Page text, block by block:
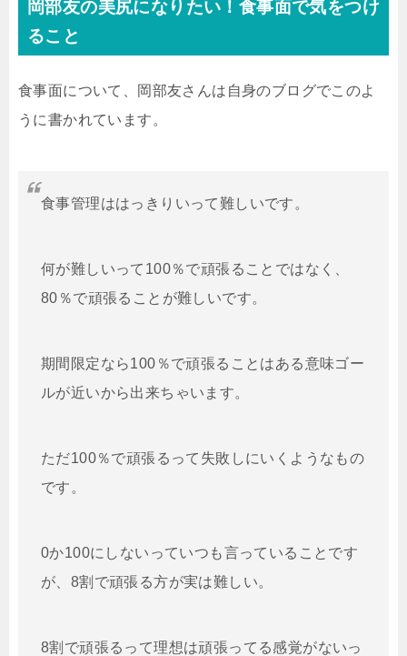
岡部友の美尻になりたい！食事面で気をつけ
ること
食事面について、岡部友さんは自身のブログでこのよ
うに書かれています。
食事管理ははっきりいって難しいです。
何が難しいって100％で頑張ることではなく、
80％で頑張ることが難しいです。
期間限定なら100％で頑張ることはある意味ゴー
ルが近いから出来ちゃいます。
ただ100％で頑張るって失敗しにいくようなもの
です。
0か100にしないっていつも言っていることです
が、8割で頑張る方が実は難しい。
8割で頑張るって理想は頑張ってる感覚がないっ